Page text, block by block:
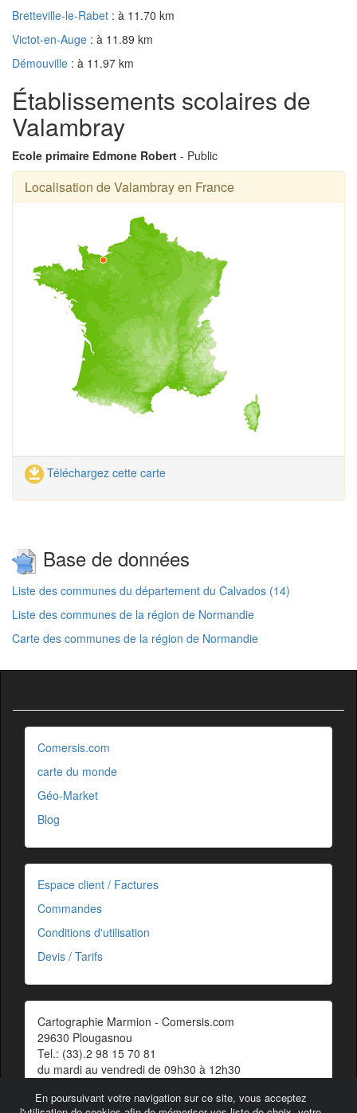
Bretteville-le-Rabet : à 11.70 km
Victot-en-Auge : à 11.89 km
Démouville : à 11.97 km
Établissements scolaires de
Valambray
Ecole primaire Edmone Robert - Public
Localisation de Valambray en France
Téléchargez cette carte
Base de données
Liste des communes du département du Calvados (14)
Liste des communes de la région de Normandie
Carte des communes de la région de Normandie
En poursuivant votre navigation sur ce site, vous acceptez
Comersis.com
carte du monde
Géo-Market
Blog
Espace client / Factures
Commandes
Conditions d'utilisation
Devis / Tarifs
Cartographie Marmion - Comersis.com
29630 Plougasnou
Tel.: (33).2 98 15 70 81
du mardi au vendredi de 09h30 à 12h30
Contact